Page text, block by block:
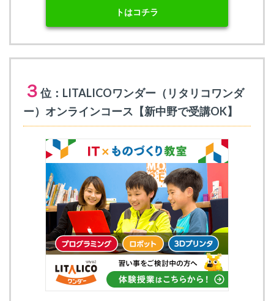
トはコチラ
３ 位：LITALICOワンダー（リタリコワンダ
ー）オンラインコース【新中野で受講OK】